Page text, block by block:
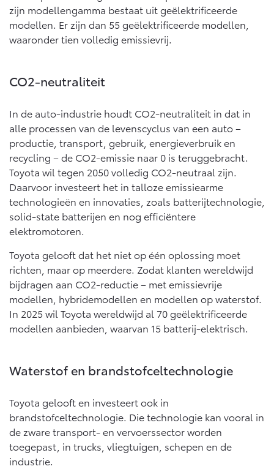
Onderdelen
Accessoires
Connected Services
MyToyota login
MyToyota App
Abonnementen
Multimedia
Connected check
Navigatie updates
zijn modellengamma bestaat uit geëlektrificeerde
modellen. Er zijn dan 55 geëlektrificeerde modellen,
waaronder tien volledig emissievrij.
CO2-neutraliteit
In de auto-industrie houdt CO2-neutraliteit in dat in
alle processen van de levenscyclus van een auto –
productie, transport, gebruik, energieverbruik en
recycling – de CO2-emissie naar 0 is teruggebracht.
Toyota wil tegen 2050 volledig CO2-neutraal zijn.
Daarvoor investeert het in talloze emissiearme
technologieën en innovaties, zoals batterijtechnologie,
solid-state batterijen en nog efficiëntere
elektromotoren.
Toyota gelooft dat het niet op één oplossing moet
richten, maar op meerdere. Zodat klanten wereldwijd
bijdragen aan CO2-reductie – met emissievrije
modellen, hybridemodellen en modellen op waterstof.
In 2025 wil Toyota wereldwijd al 70 geëlektrificeerde
modellen aanbieden, waarvan 15 batterij-elektrisch.
Waterstof en brandstofceltechnologie
Toyota gelooft en investeert ook in
brandstofceltechnologie. Die technologie kan vooral in
de zware transport- en vervoerssector worden
toegepast, in trucks, vliegtuigen, schepen en de
industrie.